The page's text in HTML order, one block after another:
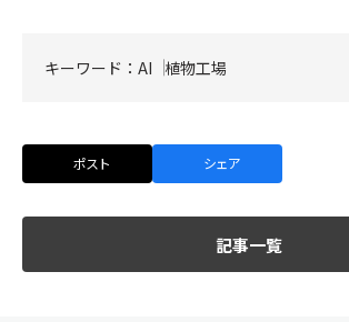
キーワード： AI 植物工場
ポスト シェア
記事一覧